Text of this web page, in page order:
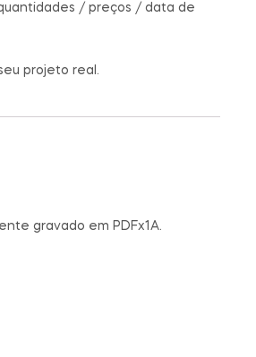
/ preços / data de
projeto real.
gravado em PDFx1A.